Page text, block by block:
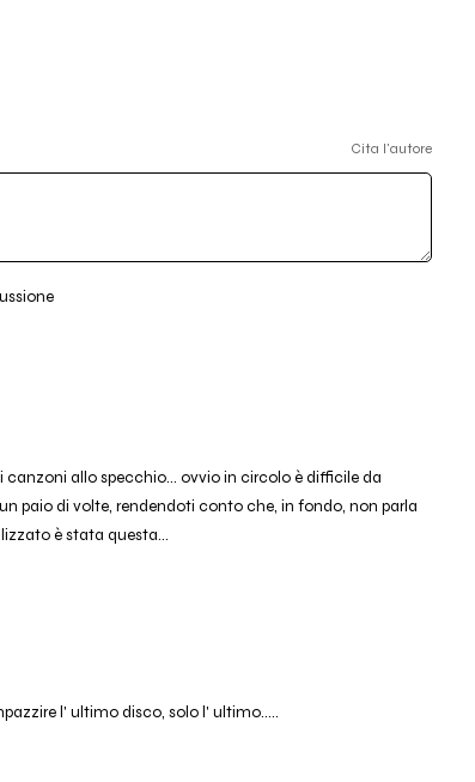
Cita l'autore
allo specchio... ovvio in circolo è difficile da
paio di volte, rendendoti conto che, in fondo, non parla
è stata questa...
l' ultimo disco, solo l' ultimo.....